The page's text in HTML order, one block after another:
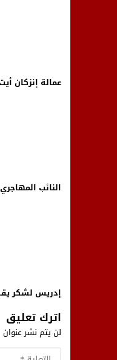
عمالة إنزكان
النائب
إدريس لشكر
اترك تعليق
لن يتم نشر عنوان